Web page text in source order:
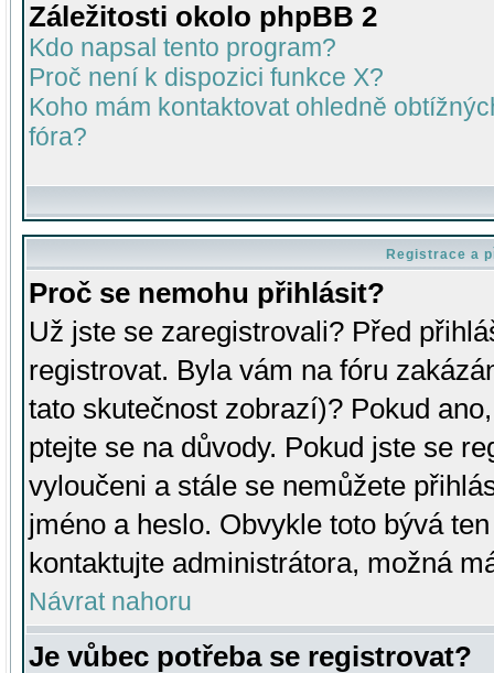
Záležitosti okolo phpBB 2
Kdo napsal tento program?
Proč není k dispozici funkce X?
Koho mám kontaktovat ohledně
fóra?
Registrace a
Proč se nemohu přihlásit?
Už jste se zaregistrovali? Před
registrovat. Byla vám na fóru
tato skutečnost zobrazí)? Pokud
ptejte se na důvody. Pokud jste se
vyloučeni a stále se nemůžete
jméno a heslo. Obvykle toto bývá
kontaktujte administrátora, možná
Návrat nahoru
Je vůbec potřeba se registrovat?